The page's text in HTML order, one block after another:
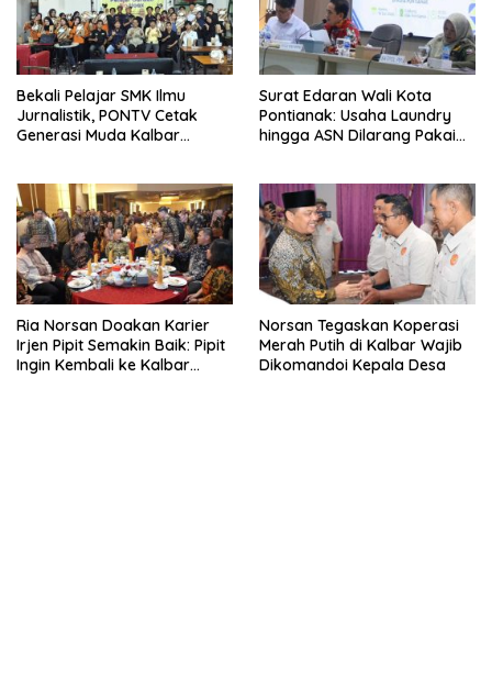
Bekali Pelajar SMK Ilmu
Jurnalistik, PONTV Cetak
Generasi Muda Kalbar
Surat Edaran Wali Kota
Pontianak: Usaha Laundry
hingga ASN Dilarang Pakai
Ria Norsan Doakan Karier
Irjen Pipit Semakin Baik: Pipit
Ingin Kembali ke Kalbar
Norsan Tegaskan Koperasi
Merah Putih di Kalbar Wajib
Dikomandoi Kepala Desa